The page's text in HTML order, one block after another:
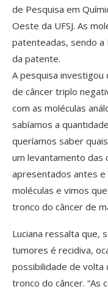
de Pesquisa em
Oeste da UFSJ. As
patenteadas, sendo a
da patente.
A pesquisa
de câncer triplo
com as moléculas
sabíamos a
queríamos saber
um levantamento das
apresentados antes
moléculas e vimos
tronco do câncer de
Luciana ressalta que,
tumores é recidiva,
possibilidade de volta
tronco do câncer. “As